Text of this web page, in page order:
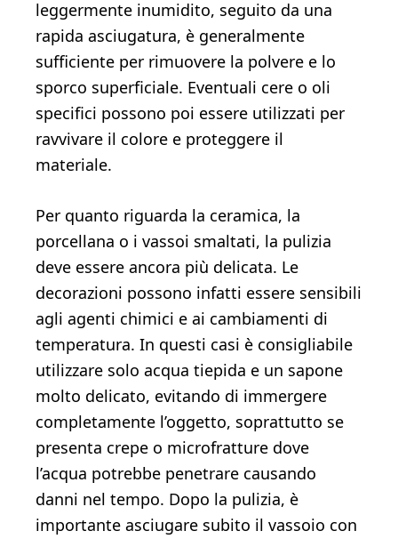
leggermente inumidito, seguito da una
rapida asciugatura, è generalmente
sufficiente per rimuovere la polvere e lo
sporco superficiale. Eventuali cere o oli
specifici possono poi essere utilizzati per
ravvivare il colore e proteggere il
materiale.
Per quanto riguarda la ceramica, la
porcellana o i vassoi smaltati, la pulizia
deve essere ancora più delicata. Le
decorazioni possono infatti essere sensibili
agli agenti chimici e ai cambiamenti di
temperatura. In questi casi è consigliabile
utilizzare solo acqua tiepida e un sapone
molto delicato, evitando di immergere
completamente l’oggetto, soprattutto se
presenta crepe o microfratture dove
l’acqua potrebbe penetrare causando
danni nel tempo. Dopo la pulizia, è
importante asciugare subito il vassoio con